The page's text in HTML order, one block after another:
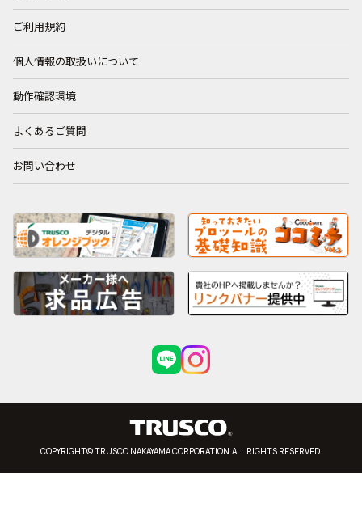
ご利用規約
個人情報の取扱いについて
動作確認環境
よくあるご質問
お問い合わせ
COPYRIGHT© TRUSCO NAKAYAMA CORPORATION.ALL RIGHTS RESERVED.